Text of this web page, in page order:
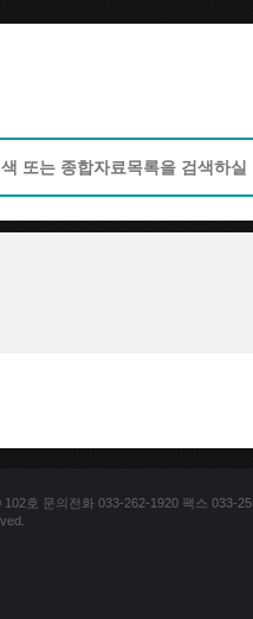
호 문의전화 033-262-1920 팩스 033-